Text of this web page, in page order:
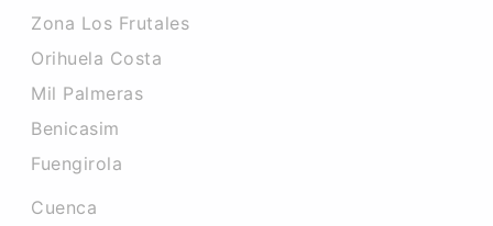
Zona Los Frutales
Orihuela Costa
Mil Palmeras
Benicasim
Fuengirola
Cuenca